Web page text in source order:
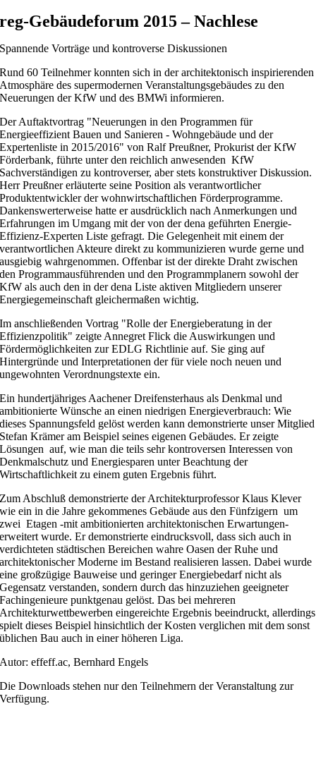
reg-Gebäudeforum 2015 – Nachlese
Spannende Vorträge und kontroverse Diskussionen
Rund 60 Teilnehmer konnten sich in der architektonisch inspirierenden
Atmosphäre des supermodernen Veranstaltungsgebäudes zu den
Neuerungen der KfW und des BMWi informieren.
Der Auftaktvortrag "Neuerungen in den Programmen für
Energieeffizient Bauen und Sanieren - Wohngebäude und der
Expertenliste in 2015/2016" von Ralf Preußner, Prokurist der KfW
Förderbank, führte unter den reichlich anwesenden KfW
Sachverständigen zu kontroverser, aber stets konstruktiver Diskussion.
Herr Preußner erläuterte seine Position als verantwortlicher
Produktentwickler der wohnwirtschaftlichen Förderprogramme.
Dankenswerterweise hatte er ausdrücklich nach Anmerkungen und
Erfahrungen im Umgang mit der von der dena geführten Energie-
Effizienz-Experten Liste gefragt. Die Gelegenheit mit einem der
verantwortlichen Akteure direkt zu kommunizieren wurde gerne und
ausgiebig wahrgenommen. Offenbar ist der direkte Draht zwischen
den Programmausführenden und den Programmplanern sowohl der
KfW als auch den in der dena Liste aktiven Mitgliedern unserer
Energiegemeinschaft gleichermaßen wichtig.
Im anschließenden Vortrag "Rolle der Energieberatung in der
Effizienzpolitik" zeigte Annegret Flick die Auswirkungen und
Fördermöglichkeiten zur EDLG Richtlinie auf. Sie ging auf
Hintergründe und Interpretationen der für viele noch neuen und
ungewohnten Verordnungstexte ein.
Ein hundertjähriges Aachener Dreifensterhaus als Denkmal und
ambitionierte Wünsche an einen niedrigen Energieverbrauch: Wie
dieses Spannungsfeld gelöst werden kann demonstrierte unser Mitglied
Stefan Krämer am Beispiel seines eigenen Gebäudes. Er zeigte
Lösungen auf, wie man die teils sehr kontroversen Interessen von
Denkmalschutz und Energiesparen unter Beachtung der
Wirtschaftlichkeit zu einem guten Ergebnis führt.
Zum Abschluß demonstrierte der Architekturprofessor Klaus Klever
wie ein in die Jahre gekommenes Gebäude aus den Fünfzigern um
zwei Etagen -mit ambitionierten architektonischen Erwartungen-
erweitert wurde. Er demonstrierte eindrucksvoll, dass sich auch in
verdichteten städtischen Bereichen wahre Oasen der Ruhe und
architektonischer Moderne im Bestand realisieren lassen. Dabei wurde
eine großzügige Bauweise und geringer Energiebedarf nicht als
Gegensatz verstanden, sondern durch das hinzuziehen geeigneter
Fachingenieure punktgenau gelöst. Das bei mehreren
Architekturwettbewerben eingereichte Ergebnis beeindruckt, allerdings
spielt dieses Beispiel hinsichtlich der Kosten verglichen mit dem sonst
üblichen Bau auch in einer höheren Liga.
Autor: effeff.ac, Bernhard Engels
Die Downloads stehen nur den Teilnehmern der Veranstaltung zur
Verfügung.